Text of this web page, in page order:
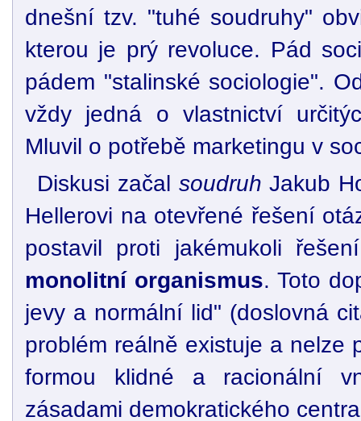
dnešní tzv. "tuhé soudruhy"
kterou je prý revoluce. Pád
pádem "stalinské sociologie".
vždy jedná o vlastnictví
Mluvil o potřebě marketingu v
Diskusi začal soudruh Jakub
Hellerovi na otevřené řešení
postavil proti jakémukoli
monolitní organismus. Toto
jevy a normální lid" (doslovná
problém reálně existuje a
formou klidné a racionální
zásadami demokratického